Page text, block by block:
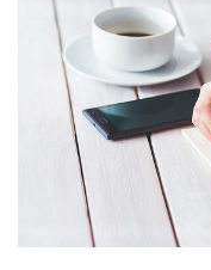
Qidirish
Kirish